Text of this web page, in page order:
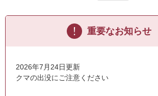
重要なお知らせ
2026年7月24日更新
クマの出没にご注意ください